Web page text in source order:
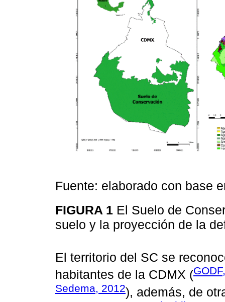
Fuente: elaborado con base
FIGURA 1 El Suelo de
suelo y la proyección de la
El territorio del SC se
habitantes de la CDMX (
Sedema, 2012), además, de